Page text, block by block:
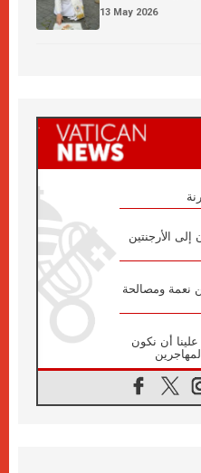
13 May 2026
إلى الأرجنتين
نعمة ومصالحة
أن نكون
أسيزي: